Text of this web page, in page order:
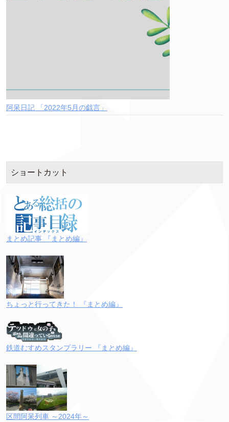
阿呆日記 「2022年5月の戯言」
ショートカット
まとめ記事 『まとめ編』
ちょっと行ってきた！ 『まとめ編』
鉄道むすめスタンプラリー 『まとめ編』
区間阿呆列車 ～2024年～